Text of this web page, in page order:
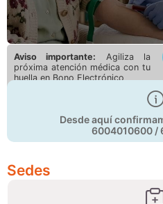
¡Nuevo Servicio
Ahora podrás agendar tus
Conoce más
Aviso importante: Agiliza la
próxima atención médica con tu
huella en Bono Electrónico
Desde aquí
6004010600 /
Sedes